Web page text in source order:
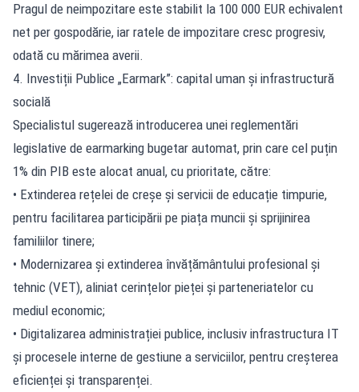
Pragul de neimpozitare este stabilit la 100 000 EUR echivalent
net per gospodărie, iar ratele de impozitare cresc progresiv,
odată cu mărimea averii.
4. Investiții Publice „Earmark”: capital uman și infrastructură
socială
Specialistul sugerează introducerea unei reglementări
legislative de earmarking bugetar automat, prin care cel puțin
1% din PIB este alocat anual, cu prioritate, către:
• Extinderea rețelei de creșe și servicii de educație timpurie,
pentru facilitarea participării pe piața muncii și sprijinirea
familiilor tinere;
• Modernizarea și extinderea învățământului profesional și
tehnic (VET), aliniat cerințelor pieței și parteneriatelor cu
mediul economic;
• Digitalizarea administrației publice, inclusiv infrastructura IT
și procesele interne de gestiune a serviciilor, pentru creșterea
eficienței și transparenței.